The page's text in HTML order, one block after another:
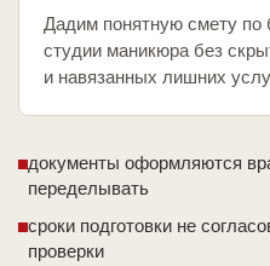
Дадим понятную смету по
студии маникюра без
и навязанных лишних
документы оформляются
переделывать
сроки подготовки не
проверки